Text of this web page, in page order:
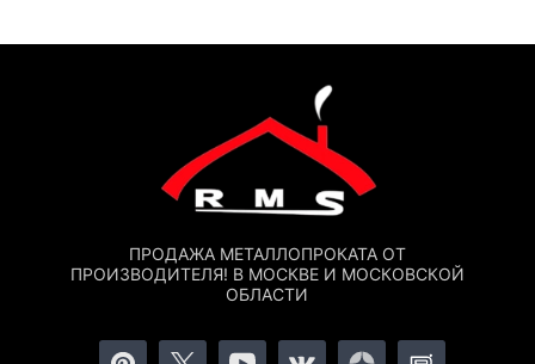
ПРОДАЖА МЕТАЛЛОПРОКАТА ОТ
ПРОИЗВОДИТЕЛЯ! В МОСКВЕ И МОСКОВСКОЙ
ОБЛАСТИ